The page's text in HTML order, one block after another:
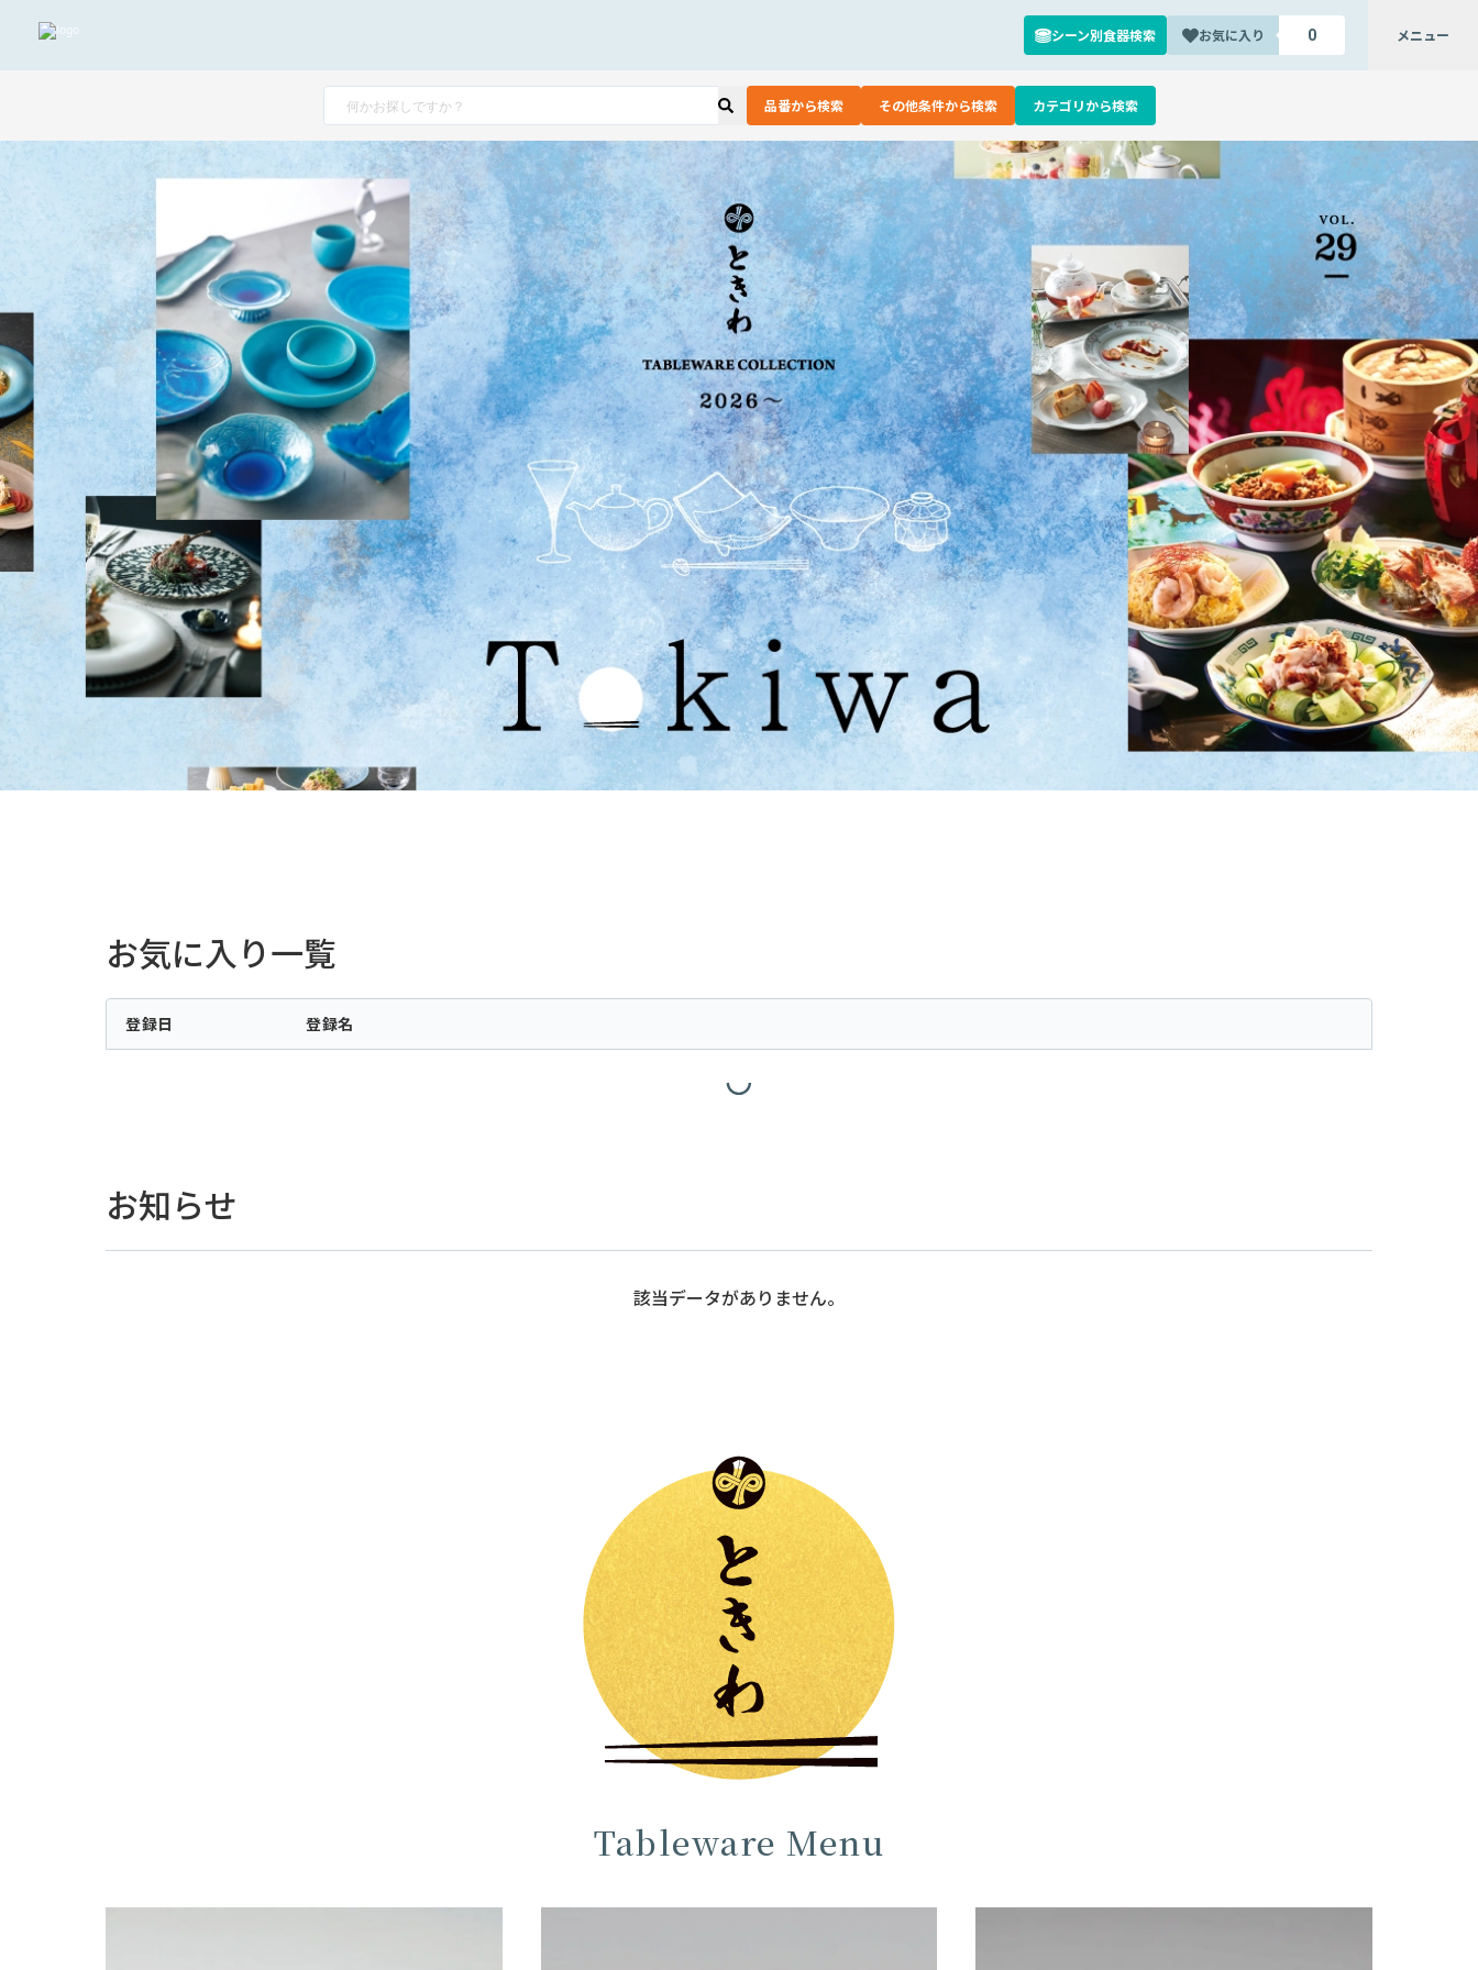
シーン別食器検索 お気に入り 0 メニュー
品番から検索 その他条件から検索 カテゴリから検索
お気に入り一覧
登録日 登録名
お知らせ
該当データがありません。
Tableware Menu